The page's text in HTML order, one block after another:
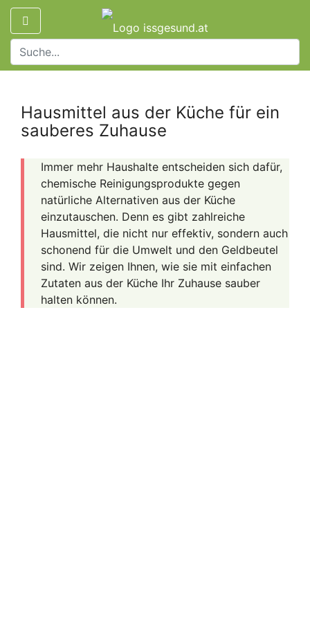
Hausmittel aus der Küche für ein
sauberes Zuhause
Immer mehr Haushalte entscheiden sich dafür,
chemische Reinigungsprodukte gegen
natürliche Alternativen aus der Küche
einzutauschen. Denn es gibt zahlreiche
Hausmittel, die nicht nur effektiv, sondern auch
schonend für die Umwelt und den Geldbeutel
sind. Wir zeigen Ihnen, wie sie mit einfachen
Zutaten aus der Küche Ihr Zuhause sauber
halten können.